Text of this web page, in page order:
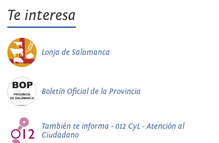
Te interesa
Lonja de Salamanca
Boletín Oficial de la Provincia
También te informa - 012 CyL - Atención al
Ciudadano